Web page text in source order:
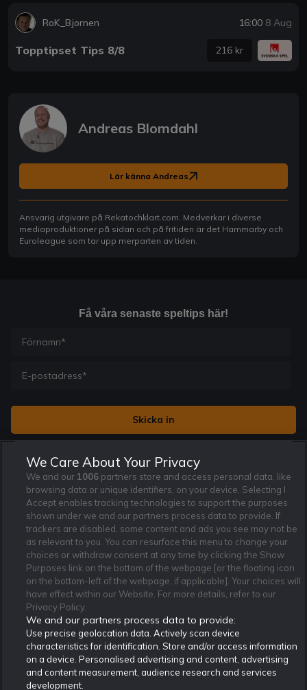
RoK_Bjornen 16:00 8 Aug
Topptipset Tips 8/8 216 kr
Andreas Blomdahl
Lär känna Andreas
Ansvarig utgivare på Rekatochklart.com. Medverkar i diverse
mediaproduktioner på sidan och på fritiden är det Hammarby och
Euroleague som tar upp merparten av tiden.
Få våra senaste speltips här!
Jag vill få nyhetsbrev från Rekatochklart och jag är 18+. Regler
och villkor gäller. *
Rekatochklart.com är Sveriges ledande betting-community. 2017 nominerades
Rekatochklart som en av världens bästa spelinformations-sajter på spelbranschens egen
Oscarsgala EGR Awards.
Affiliate Modell
Om Rekatochklart
Kontakta oss
Redaktionen
Ansvarsfullt Spelande
F.A.Q
Nyhetsarkiv
Redaktionell policy
Cookie Policy
Användarvilkor
Integritetspolicy
Rekatochklart shop
We Care About Your Privacy
We and our 1006 partners store and access personal data, like
browsing data or unique identifiers, on your device. Selecting I
Accept enables tracking technologies to support the purposes
shown under we and our partners process data to provide. If
trackers are disabled, some content and ads you see may not be
as relevant to you. You can resurface this menu to change your
choices or withdraw consent at any time by clicking the Show
Purposes link on the bottom of the webpage [or the floating icon
on the bottom-left of the webpage, if applicable]. Your choices will
have effect within our Website. For more details, refer to our
Privacy Policy.
We and our partners process data to provide:
Use precise geolocation data. Actively scan device
characteristics for identification. Store and/or access information
on a device. Personalised advertising and content, advertising
and content measurement, audience research and services
development.